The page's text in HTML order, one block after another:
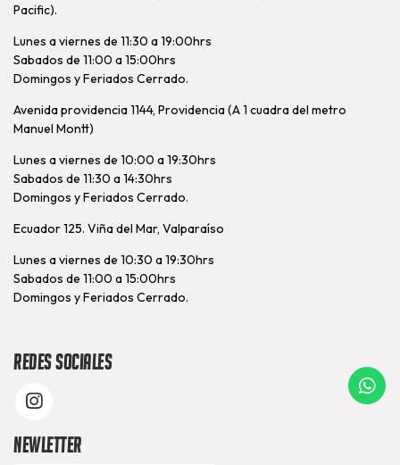
Pacific).
Lunes a viernes de 11:30 a 19:00hrs
Sabados de 11:00 a 15:00hrs
Domingos y Feriados Cerrado.
Avenida providencia 1144, Providencia (A 1 cuadra del metro
Manuel Montt)
Lunes a viernes de 10:00 a 19:30hrs
Sabados de 11:30 a 14:30hrs
Domingos y Feriados Cerrado.
Ecuador 125. Viña del Mar, Valparaíso
Lunes a viernes de 10:30 a 19:30hrs
Sabados de 11:00 a 15:00hrs
Domingos y Feriados Cerrado.
Redes Sociales
Newletter